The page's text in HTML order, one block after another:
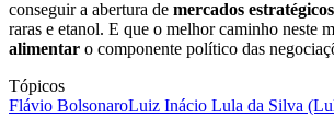
conseguir a abertura de mercados estratégicos
raras e etanol. E que o melhor caminho neste
alimentar o componente político das
Tópicos
Flávio BolsonaroLuiz Inácio Lula da Silva